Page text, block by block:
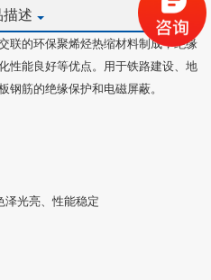
描述
的环保聚烯烃热缩材料制成，绝缘
能良好等优点。用于铁路建设、地
的绝缘保护和电磁屏蔽。
泽光亮、性能稳定